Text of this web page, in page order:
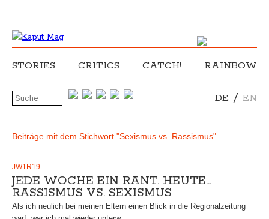
STORIES CRITICS CATCH! RAINBOW
DE / EN
Beiträge mit dem Stichwort "Sexismus vs. Rassismus"
JW1R19
JEDE WOCHE EIN RANT. HEUTE…
RASSISMUS VS. SEXISMUS
Als ich neulich bei meinen Eltern einen Blick in die Regionalzeitung